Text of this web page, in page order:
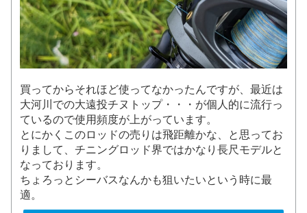
買ってからそれほど使ってなかったんですが、最近は
大河川での大遠投チヌトップ・・・が個人的に流行っ
ているので使用頻度が上がっています。
とにかくこのロッドの売りは飛距離かな、と思ってお
りまして、チニングロッド界ではかなり長尺モデルと
なっております。
ちょろっとシーバスなんかも狙いたいという時に最
適。